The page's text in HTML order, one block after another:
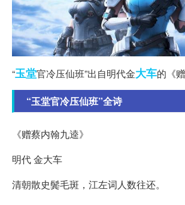
“玉堂官冷压仙班”出自明代金大车的《
“玉堂官冷压仙班”全诗
《赠蔡内翰九逵》
明代 金大车
清朝散史鬓毛斑，江左词人数往还。